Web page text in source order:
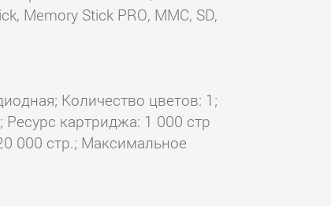
Memory Stick PRO, MMC, SD,
Количество цветов: 1;
картриджа: 1 000 стр
000 стр.; Максимальное